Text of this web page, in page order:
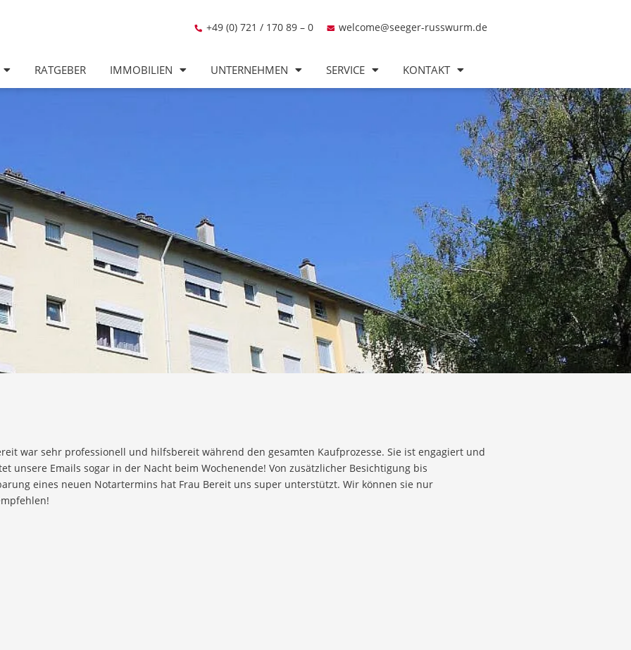
+49 (0) 721 / 170 89 – 0 welcome@seeger-russwurm.de
RATGEBER IMMOBILIEN UNTERNEHMEN SERVICE KONTAKT
war sehr professionell und hilfsbereit während den gesamten Kaufprozesse. Sie ist engagiert und
unsere Emails sogar in der Nacht beim Wochenende! Von zusätzlicher Besichtigung bis
eines neuen Notartermins hat Frau Bereit uns super unterstützt. Wir können sie nur